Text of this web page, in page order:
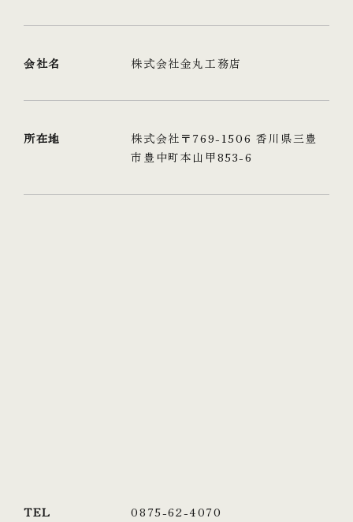
会社名 株式会社金丸工務店
所在地
株式会社〒769-1506 香川県三豊
市豊中町本山甲853-6
TEL 0875-62-4070